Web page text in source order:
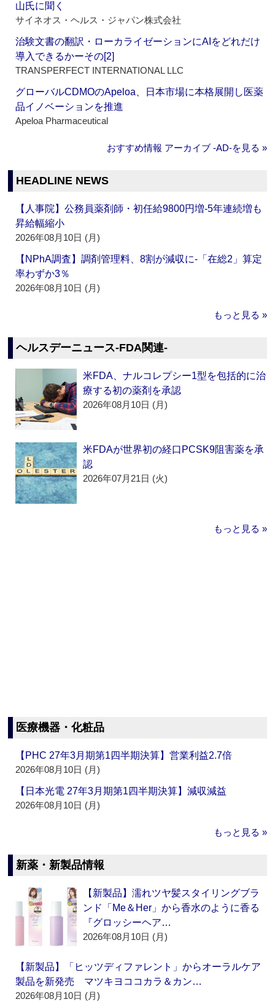
山氏に聞く
サイネオス・ヘルス・ジャパン株式会社
治験文書の翻訳・ローカライゼーションにAIをどれだけ
導入できるかーその[2]
TRANSPERFECT INTERNATIONAL LLC
グローバルCDMOのApeloa、日本市場に本格展開し医薬
品イノベーションを推進
Apeloa Pharmaceutical
おすすめ情報 アーカイブ ‐AD‐を見る »
HEADLINE NEWS
【人事院】公務員薬剤師・初任給9800円増‐5年連続増も
昇給幅縮小
2026年08月10日 (月)
【NPhA調査】調剤管理料、8割が減収に‐「在総2」算定
率わずか3％
2026年08月10日 (月)
もっと見る »
ヘルスデーニュース‐FDA関連‐
米FDA、ナルコレプシー1型を包括的に治
療する初の薬剤を承認
2026年08月10日 (月)
米FDAが世界初の経口PCSK9阻害薬を承
認
2026年07月21日 (火)
もっと見る »
医療機器・化粧品
【PHC 27年3月期第1四半期決算】営業利益2.7倍
2026年08月10日 (月)
【日本光電 27年3月期第1四半期決算】減収減益
2026年08月10日 (月)
もっと見る »
新薬・新製品情報
【新製品】濡れツヤ髪スタイリングブラ
ンド「Me＆Her」から香水のように香る
『グロッシーヘア…
2026年08月10日 (月)
【新製品】「ヒッツディファレント」からオーラルケア
製品を新発売 マツキヨココカラ＆カン…
2026年08月10日 (月)